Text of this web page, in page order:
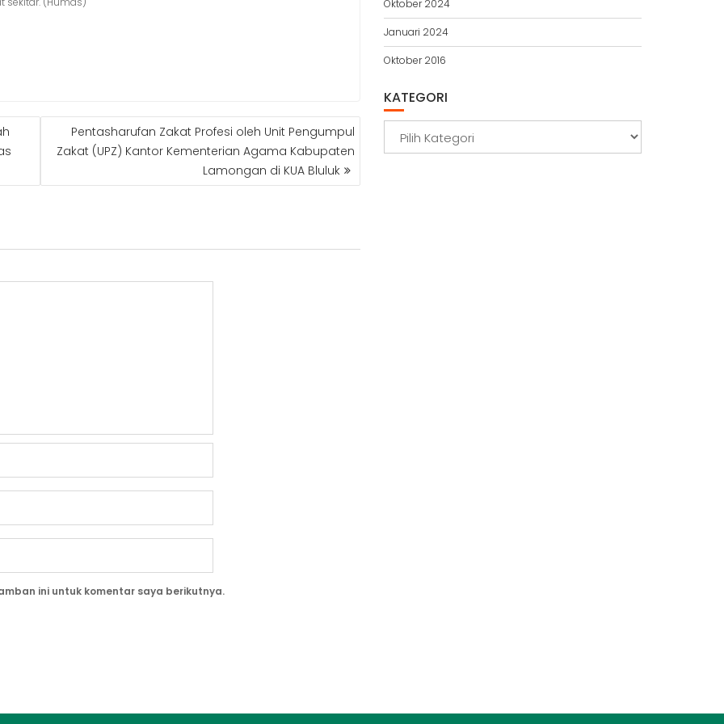
Pentasharufan Zakat Profesi oleh Unit Pengumpul
Zakat (UPZ) Kantor Kementerian Agama Kabupaten
Lamongan di KUA Bluluk
ini untuk komentar saya berikutnya.
Oktober 2024
Januari 2024
Oktober 2016
KATEGORI